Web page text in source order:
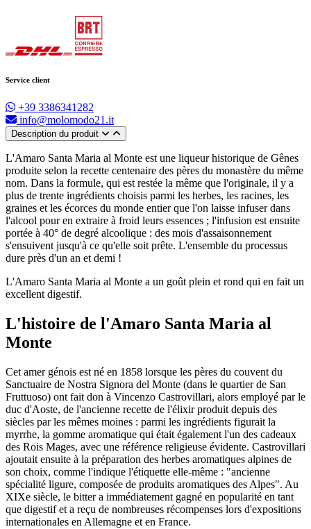
Service client
+39 3386341282
info@molomodo21.it
Description du produit
L'Amaro Santa Maria al Monte est une liqueur historique de Gênes
produite selon la recette centenaire des pères du monastère du même
nom. Dans la formule, qui est restée la même que l'originale, il y a
plus de trente ingrédients choisis parmi les herbes, les racines, les
graines et les écorces du monde entier que l'on laisse infuser dans
l'alcool pour en extraire à froid leurs essences ; l'infusion est ensuite
portée à 40° de degré alcoolique : des mois d'assaisonnement
s'ensuivent jusqu'à ce qu'elle soit prête. L'ensemble du processus
dure près d'un an et demi !
L'Amaro Santa Maria al Monte a un goût plein et rond qui en fait un
excellent digestif.
L'histoire de l'Amaro Santa Maria al
Monte
Cet amer génois est né en 1858 lorsque les pères du couvent du
Sanctuaire de Nostra Signora del Monte (dans le quartier de San
Fruttuoso) ont fait don à Vincenzo Castrovillari, alors employé par le
duc d'Aoste, de l'ancienne recette de l'élixir produit depuis des
siècles par les mêmes moines : parmi les ingrédients figurait la
myrrhe, la gomme aromatique qui était également l'un des cadeaux
des Rois Mages, avec une référence religieuse évidente. Castrovillari
ajoutait ensuite à la préparation des herbes aromatiques alpines de
son choix, comme l'indique l'étiquette elle-même : "ancienne
spécialité ligure, composée de produits aromatiques des Alpes". Au
XIXe siècle, le bitter a immédiatement gagné en popularité en tant
que digestif et a reçu de nombreuses récompenses lors d'expositions
internationales en Allemagne et en France.